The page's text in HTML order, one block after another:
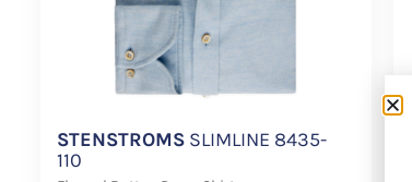
STENSTROMS SLIMLINE 8435-
110